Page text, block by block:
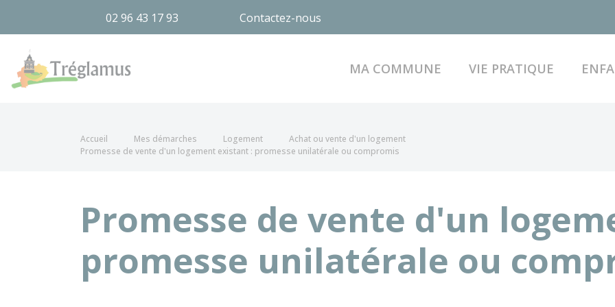
02 96 43 17 93 Contactez-nous
MA COMMUNE VIE PRATIQUE
Accueil Mes démarches Logement
Achat ou vente d'un logement
Promesse de vente d'un logement existant : promesse unilatérale ou compromis
Promesse de vente d'un
promesse unilatérale ou